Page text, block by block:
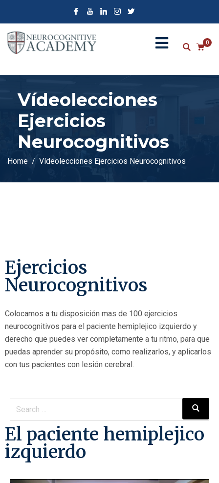
0
Vídeolecciones
Ejercicios
Neurocognitivos
Home Vídeolecciones Ejercicios Neurocognitivos
Ejercicios
Neurocognitivos
Colocamos a tu disposición mas de 100 ejercicios
neurocognitivos para el paciente hemiplejico izquierdo y
derecho que puedes ver completamente a tu ritmo, para que
puedas aprender su propósito, como realizarlos, y aplicarlos
con tus pacientes con lesión cerebral.
El paciente hemiplejico
izquierdo